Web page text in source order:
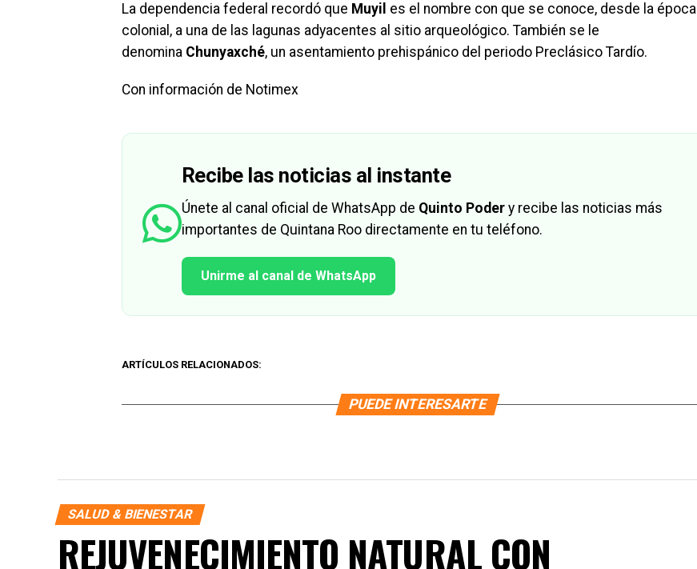
La dependencia federal recordó que Muyil es el nombre con que se conoce, desde la época
colonial, a una de las lagunas adyacentes al sitio arqueológico. También se le
denomina Chunyaxché, un asentamiento prehispánico del periodo Preclásico Tardío.
Con información de Notimex
Recibe las noticias al instante
Únete al canal oficial de WhatsApp de Quinto Poder y recibe las noticias más
importantes de Quintana Roo directamente en tu teléfono.
Unirme al canal de WhatsApp
ARTÍCULOS RELACIONADOS:
PUEDE INTERESARTE
SALUD & BIENESTAR
REJUVENECIMIENTO NATURAL CON